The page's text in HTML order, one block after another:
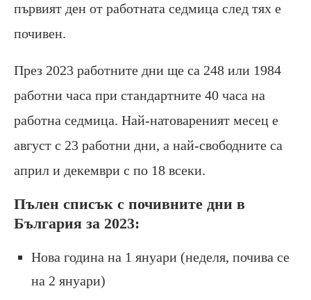
първият ден от работната седмица след тях е
почивен.
През 2023 работните дни ще са 248 или 1984
работни часа при стандартните 40 часа на
работна седмица. Най-натовареният месец е
август с 23 работни дни, а най-свободните са
април и декември с по 18 всеки.
Пълен списък с почивните дни в
България за 2023:
Нова година на 1 януари (неделя, почива се
на 2 януари)